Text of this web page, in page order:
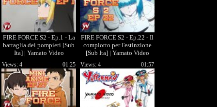
FIRE FORCE S2 - Ep.1 - La
battaglia dei pompieri [Sub
Ita] | Yamato Video
FIRE FORCE S2 - Ep.22 - Il
complotto per l'estinzione
[Sub Ita] | Yamato Video
01:25
Views: 4 01:57
Views: 4